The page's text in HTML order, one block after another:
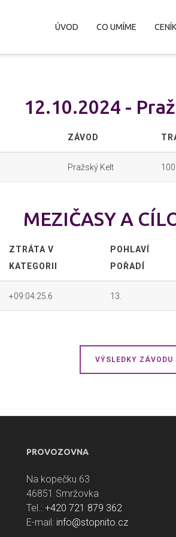
ÚVOD CO UMÍME
12.10.2024 -
ZÁVOD
Pražský Kelt
MEZIČASY A
ZTRÁTA V
KATEGORII
POHLAVÍ
POŘADÍ
+09:04:25.6 13.
VÝSLEDKY ZÁVODU
PROVOZOVNA
Na kopečku 63
46851 Smržovka
Tel.: +420 721 879 362
E-mail: info@stopnito.cz